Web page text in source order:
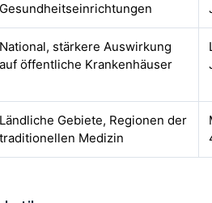
Gesundheitseinrichtungen
National, stärkere Auswirkung
auf öffentliche Krankenhäuser
Ländliche Gebiete, Regionen der
traditionellen Medizin